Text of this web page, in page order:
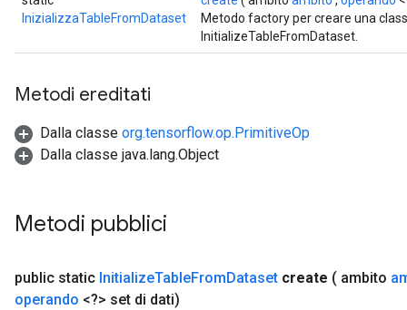
InizializzaTableFromDataset
Metodo factory per creare una
InitializeTableFromDataset.
Metodi ereditati
Dalla classe org.tensorflow.op.PrimitiveOp
Dalla classe java.lang.Object
Metodi pubblici
public static InitializeTableFromDataset create ( ambito
operando <?> set di dati)